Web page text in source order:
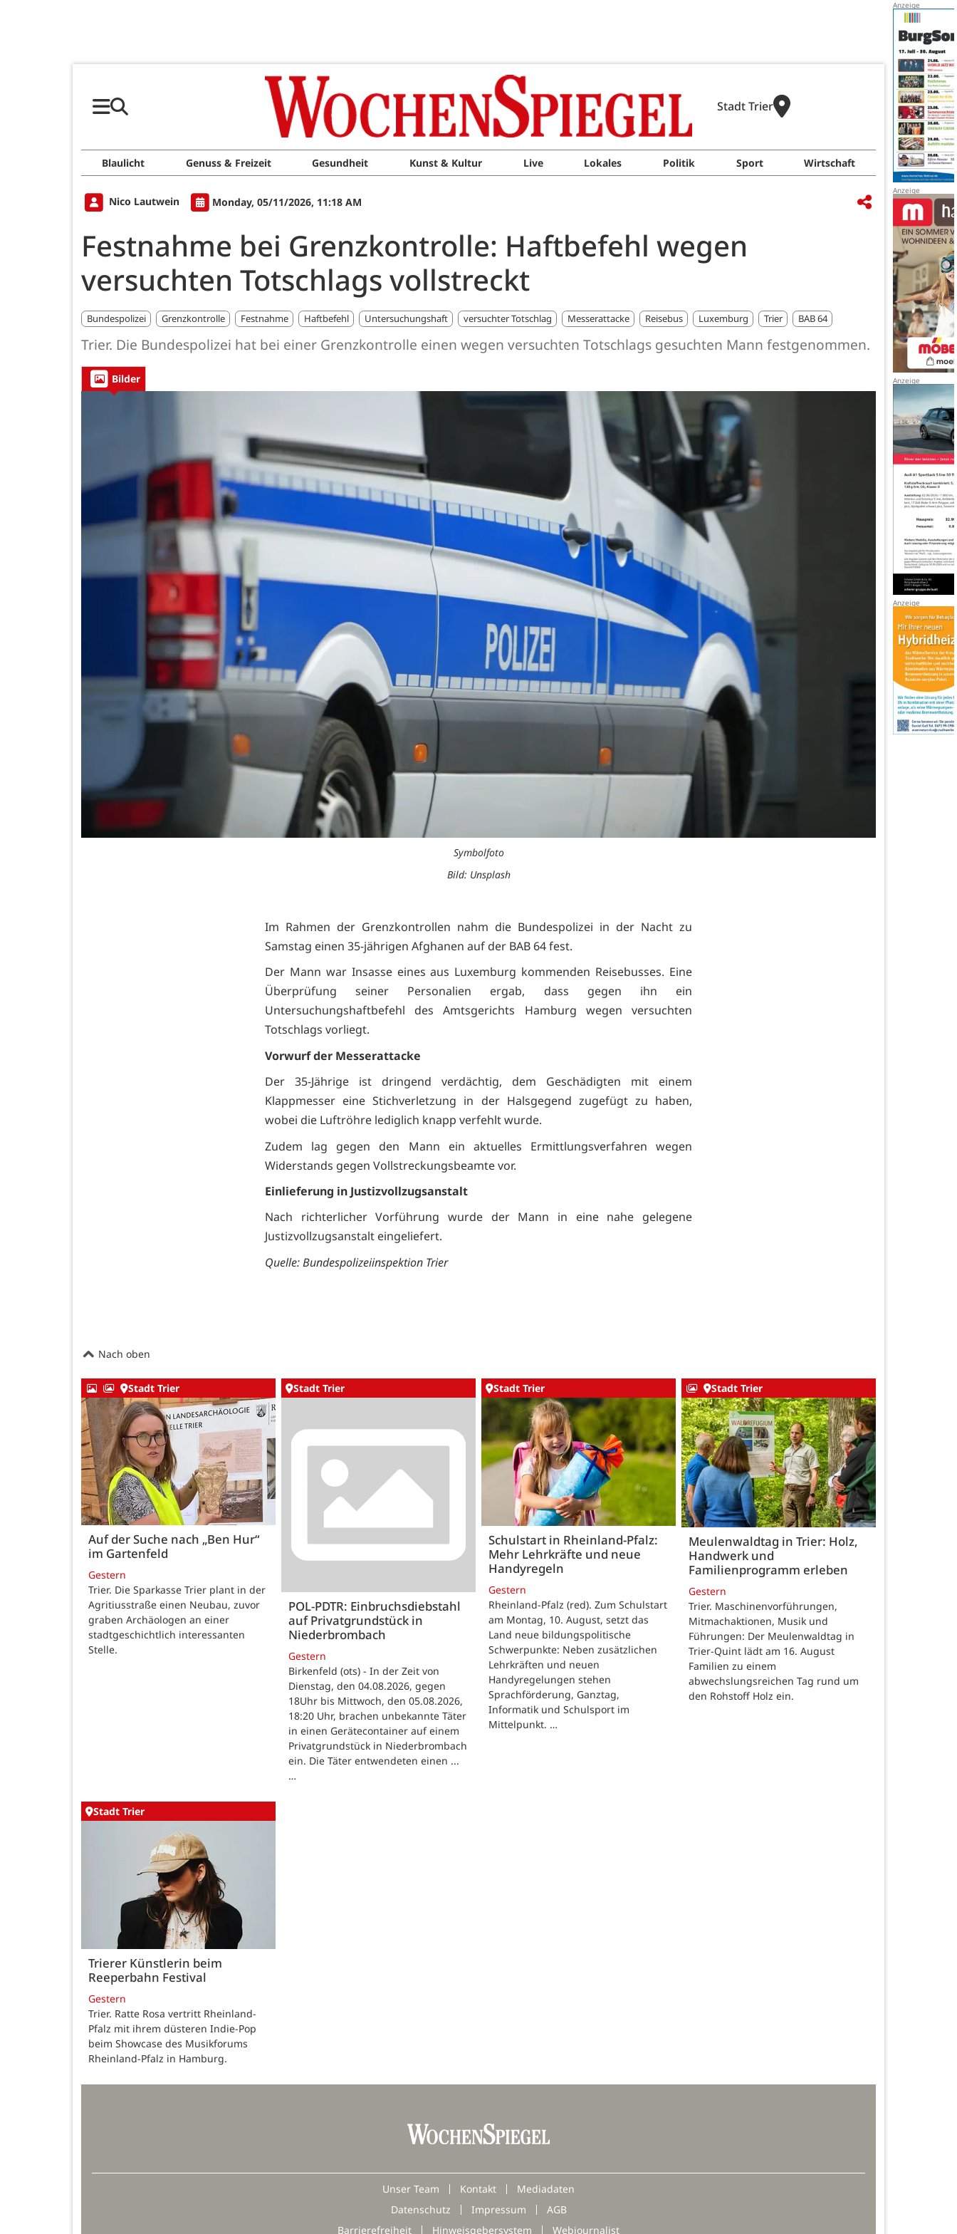
Stadt Trier
Blaulicht Genuss & Freizeit Gesundheit Kunst & Kultur Live Lokales Politik Sport Wirtschaft
Nico Lautwein Monday, 05/11/2026, 11:18 AM
Festnahme bei Grenzkontrolle: Haftbefehl wegen
versuchten Totschlags vollstreckt
Bundespolizei Grenzkontrolle Festnahme Haftbefehl Untersuchungshaft versuchter Totschlag Messerattacke Reisebus Luxemburg Trier BAB 64
Trier. Die Bundespolizei hat bei einer Grenzkontrolle einen wegen versuchten Totschlags gesuchten Mann festgenommen.
Bilder
Symbolfoto
Bild: Unsplash
Im Rahmen der Grenzkontrollen nahm die Bundespolizei in der Nacht zu
Samstag einen 35-jährigen Afghanen auf der BAB 64 fest.
Der Mann war Insasse eines aus Luxemburg kommenden Reisebusses. Eine
Überprüfung seiner Personalien ergab, dass gegen ihn ein
Untersuchungshaftbefehl des Amtsgerichts Hamburg wegen versuchten
Totschlags vorliegt.
Vorwurf der Messerattacke
Der 35-Jährige ist dringend verdächtig, dem Geschädigten mit einem
Klappmesser eine Stichverletzung in der Halsgegend zugefügt zu haben,
wobei die Luftröhre lediglich knapp verfehlt wurde.
Zudem lag gegen den Mann ein aktuelles Ermittlungsverfahren wegen
Widerstands gegen Vollstreckungsbeamte vor.
Einlieferung in Justizvollzugsanstalt
Nach richterlicher Vorführung wurde der Mann in eine nahe gelegene
Justizvollzugsanstalt eingeliefert.
Quelle:Bundespolizeiinspektion Trier
Nach oben
Stadt Trier
Auf der Suche nach „Ben Hur“
im Gartenfeld
Gestern
Trier. Die Sparkasse Trier plant in der
Agritiusstraße einen Neubau, zuvor
graben Archäologen an einer
stadtgeschichtlich interessanten
Stelle.
Stadt Trier
POL-PDTR: Einbruchsdiebstahl
auf Privatgrundstück in
Niederbrombach
Gestern
Birkenfeld (ots) - In der Zeit von
Dienstag, den 04.08.2026, gegen
18Uhr bis Mittwoch, den 05.08.2026,
18:20 Uhr, brachen unbekannte Täter
in einen Gerätecontainer auf einem
Privatgrundstück in Niederbrombach
ein. Die Täter entwendeten einen ...
…
Stadt Trier
Schulstart in Rheinland-Pfalz:
Mehr Lehrkräfte und neue
Handyregeln
Gestern
Rheinland-Pfalz (red). Zum Schulstart
am Montag, 10. August, setzt das
Land neue bildungspolitische
Schwerpunkte: Neben zusätzlichen
Lehrkräften und neuen
Handyregelungen stehen
Sprachförderung, Ganztag,
Informatik und Schulsport im
Mittelpunkt. …
Stadt Trier
Meulenwaldtag in Trier: Holz,
Handwerk und
Familienprogramm erleben
Gestern
Trier. Maschinenvorführungen,
Mitmachaktionen, Musik und
Führungen: Der Meulenwaldtag in
Trier-Quint lädt am 16. August
Familien zu einem
abwechslungsreichen Tag rund um
den Rohstoff Holz ein.
Stadt Trier
Trierer Künstlerin beim
Reeperbahn Festival
Gestern
Trier. Ratte Rosa vertritt Rheinland-
Pfalz mit ihrem düsteren Indie-Pop
beim Showcase des Musikforums
Rheinland-Pfalz in Hamburg.
Unser Team Kontakt
Mediadaten
Datenschutz
Impressum
AGB
Barrierefreiheit
Hinweisgebersystem Webjournalist